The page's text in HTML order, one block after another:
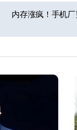
内存涨疯！手机